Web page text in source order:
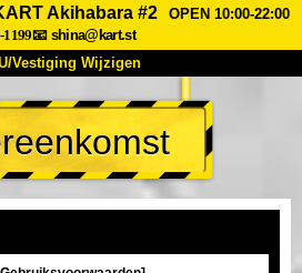
Akihabara #2
OPEN 10:00-22:00
1199📧 shina@kart.st
Vestiging Wijzigen
TOP
Specificaties Prijs
Veelgestelde Vragen